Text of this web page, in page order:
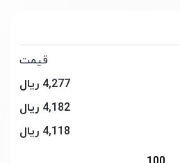
قیمت
4,277 ریال
4,182 ریال
4,118 ریال